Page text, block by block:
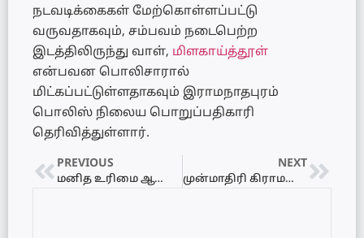
நடவடிக்கைகள் மேற்கொள்ளப்பட்டு
வருவதாகவும், சம்பவம் நடைபெற்ற
இடத்திலிருந்து வாள், மிளகாய்த்தூள்
என்பவன பொலிசாரால்
மிட்கப்பட்டுள்ளதாகவும் இராமநாதபுரம்
பொலிஸ் நிலைய பொறுப்பதிகாரி
தெரிவித்துள்ளார்.
PREVIOUS
மனித உரிமை ஆணைக்குழு – பாதுகாப்பு தரப்பு கலந்துரையாடல்!
NEXT
முன்மாதிரி கிராமமாக நயினாதீவை மாற்ற வேண்டும் – வடக்கு மாகாண ஆளுநர் வலியுறுத்தல்!